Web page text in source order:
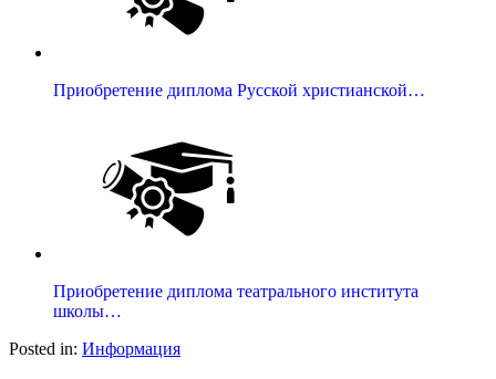
Приобретение диплома Русской христианской…
Приобретение диплома театрального института
школы…
Posted in: Информация